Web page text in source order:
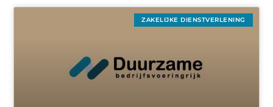
ZAKELIJKE DIENSTVERLENING